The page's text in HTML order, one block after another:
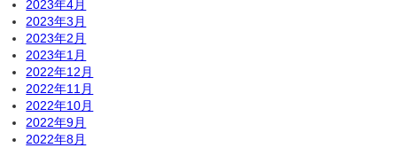
2023年4月
2023年3月
2023年2月
2023年1月
2022年12月
2022年11月
2022年10月
2022年9月
2022年8月